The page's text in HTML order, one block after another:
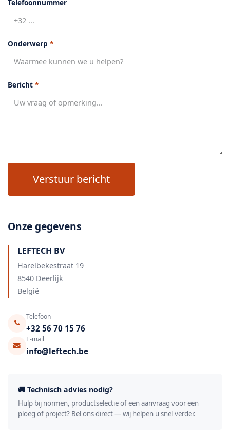
Telefoonnummer
Onderwerp *
Bericht *
Verstuur bericht
Onze gegevens
LEFTECH BV
Harelbekestraat 19
8540 Deerlijk
België
Telefoon
+32 56 70 15 76
E-mail
info@leftech.be
🚚 Technisch advies nodig?
Hulp bij normen, productselectie of een aanvraag voor een
ploeg of project? Bel ons direct — wij helpen u snel verder.